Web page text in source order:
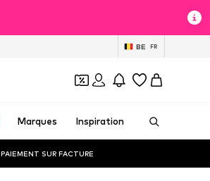
BE FR
Marques Inspiration
PAIEMENT SUR FACTURE